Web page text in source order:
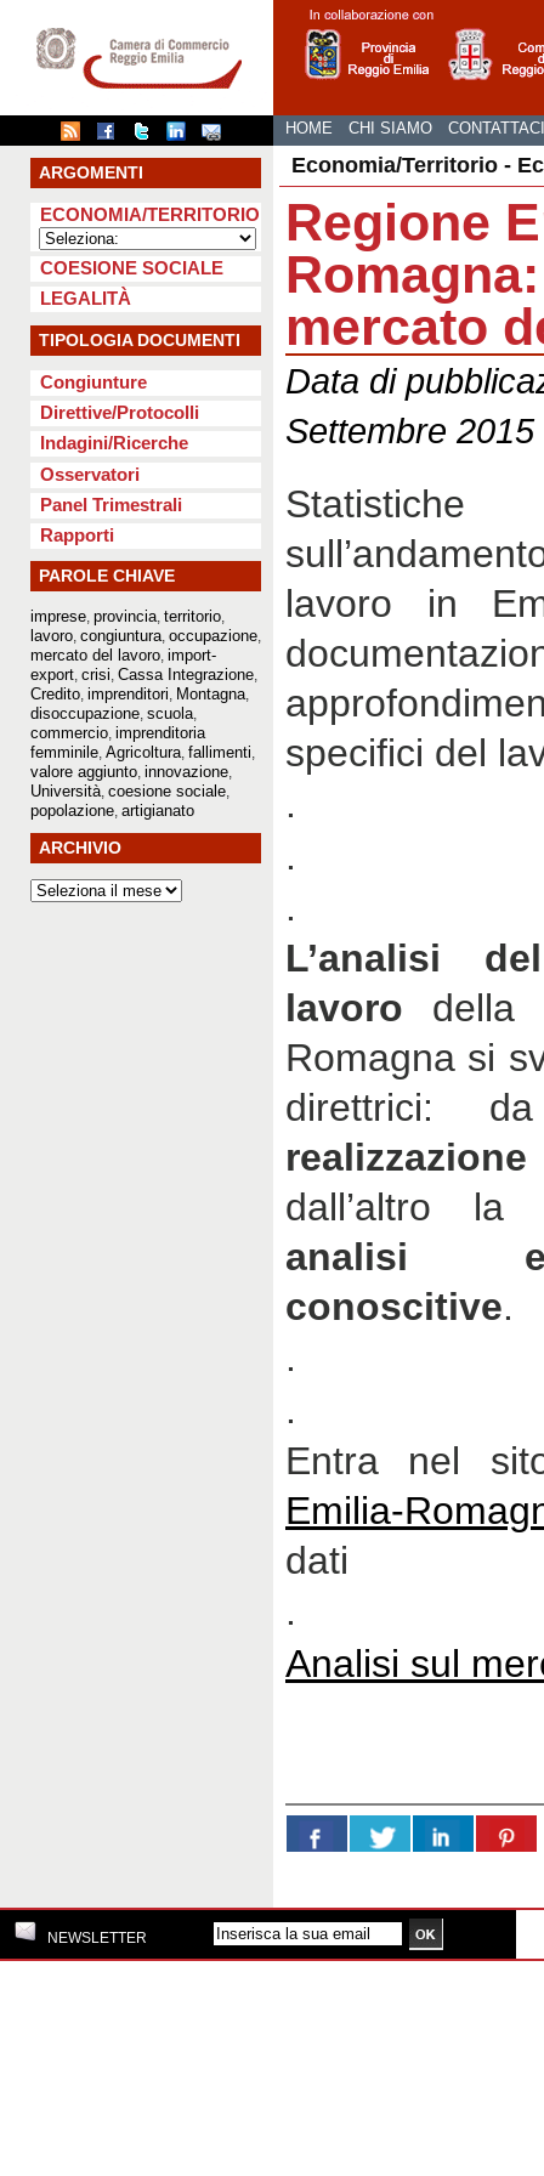
HOME CHI SIAMO CONTATTACI
ARGOMENTI
ECONOMIA/TERRITORIO
COESIONE SOCIALE
LEGALITÀ
TIPOLOGIA DOCUMENTI
Congiunture
Direttive/Protocolli
Indagini/Ricerche
Osservatori
Panel Trimestrali
Rapporti
PAROLE CHIAVE
imprese provincia territorio
lavoro congiuntura occupazione
mercato del lavoro import-
export crisi Cassa Integrazione
Credito imprenditori Montagna
disoccupazione scuola
commercio imprenditoria
femminile Agricoltura fallimenti
valore aggiunto innovazione
Università coesione sociale
popolazione artigianato
ARCHIVIO
Economia/Territorio -
Regione
mercato
Data di
Settembre 2015
lavoro in
specifici del
.
.
.
L’analisi
lavoro della
Romagna si
direttrici:
dall’altro
analisi
conoscitive.
.
.
Entra nel
Emilia-
dati
.
Analisi sul
NEWSLETTER